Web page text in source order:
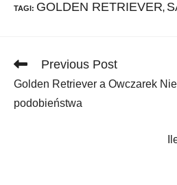
TAGI: GOLDEN RETRIEVER,
Read
articles
Previous Post
Golden Retriever a Owczarek
podobieństwa